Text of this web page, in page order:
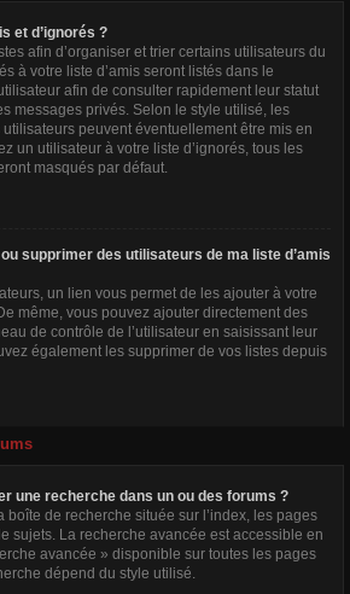
et d’ignorés ?
afin d’organiser et trier certains utilisateurs du
à votre liste d’amis seront listés dans le
afin de consulter rapidement leur statut
messages privés. Selon le style utilisé, les
peuvent éventuellement être mis en
un utilisateur à votre liste d’ignorés, tous les
masqués par défaut.
supprimer des utilisateurs de ma liste d’amis
un lien vous permet de les ajouter à votre
même, vous pouvez ajouter directement des
de contrôle de l’utilisateur en saisissant leur
également les supprimer de vos listes depuis
une recherche dans un ou des forums ?
boîte de recherche située sur l’index, les pages
sujets. La recherche avancée est accessible en
avancée » disponible sur toutes les pages
dépend du style utilisé.